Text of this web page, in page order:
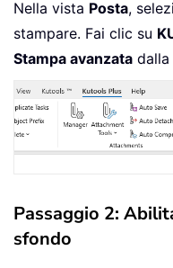
Nella vista Posta,
stampare. Fai clic su
Stampa avanzata
Passaggio 2:
sfondo